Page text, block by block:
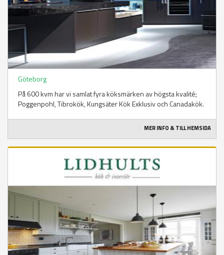
Göteborg
På 600 kvm har vi samlat fyra köksmärken av högsta kvalité;
Poggenpohl, Tibrokök, Kungsäter Kök Exklusiv och Canadakök.
MER INFO & TILL HEMSIDA